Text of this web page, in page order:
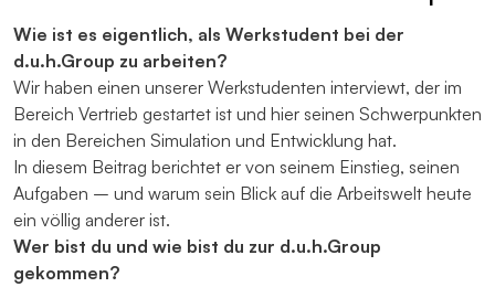
Wie ist es eigentlich, als Werkstudent bei der
d.u.h.Group zu arbeiten?
Wir haben einen unserer Werkstudenten interviewt, der im
Bereich Vertrieb gestartet ist und hier seinen Schwerpunkten
in den Bereichen Simulation und Entwicklung hat.
In diesem Beitrag berichtet er von seinem Einstieg, seinen
Aufgaben – und warum sein Blick auf die Arbeitswelt heute
ein völlig anderer ist.
Wer bist du und wie bist du zur d.u.h.Group
gekommen?